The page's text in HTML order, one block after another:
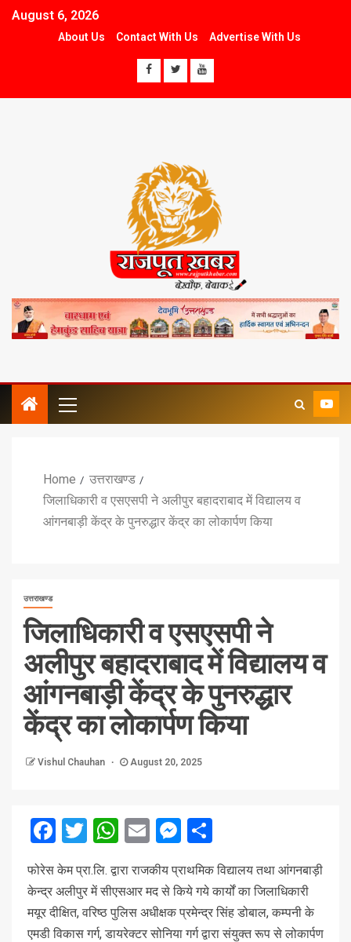
August 6, 2026
About Us Contact With Us Advertise With Us
Home
उत्तराखण्ड
जिलाधिकारी व एसएसपी ने अलीपुर बहादराबाद में विद्यालय व
आंगनबाड़ी केंद्र के पुनरुद्धार केंद्र का लोकार्पण किया
उत्तराखण्ड
जिलाधिकारी व एसएसपी ने
अलीपुर बहादराबाद में विद्यालय व
आंगनबाड़ी केंद्र के पुनरुद्धार
केंद्र का लोकार्पण किया
Vishul Chauhan August 20, 2025
Facebook
Twitter
WhatsApp
EmailMessenger
फोरेस केम प्रा.लि. द्वारा राजकीय प्राथमिक विद्यालय तथा आंगनबाड़ी
केन्द्र अलीपुर में सीएसआर मद से किये गये कार्यों का जिलाधिकारी
मयूर दीक्षित, वरिष्ठ पुलिस अधीक्षक प्रमेन्द्र सिंह डोबाल, कम्पनी के
एमडी विकास गर्ग, डायरेक्टर सोनिया गर्ग द्वारा संयुक्त रूप से लोकार्पण